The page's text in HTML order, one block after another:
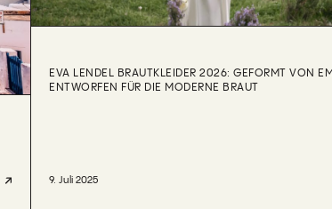
EVA LENDEL BRAUTKLEIDER 2026: GEFORMT VON
ENTWORFEN FÜR DIE MODERNE BRAUT
9. Juli 2025